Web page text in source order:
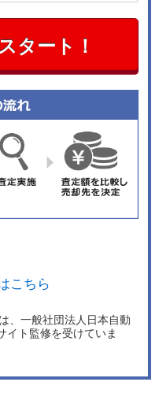
タート！
こちら
、一般社団法人日本自動
イト監修を受けていま